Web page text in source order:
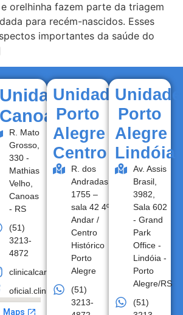
orelhinha fazem parte da triagem
para recém-nascidos. Esses
importantes da saúde do
Unidade
Canoas
R. Mato
Grosso,
330 -
Mathias
Velho,
Canoas
- RS
(51)
3213-
4872
clinicalcare.oficial
oficial.clinicalcare
Unidade
Porto
Alegre
Centro
R. dos
Andradas,
1755 –
sala 42 4º
Andar /
Centro
Histórico
Porto
Alegre
(51)
3213-
Unidade
Porto
Alegre
Lindóia
Av. Assis
Brasil,
3982,
Sala 602
- Grand
Park
Office -
Lindóia -
Porto
Alegre/RS
(51)